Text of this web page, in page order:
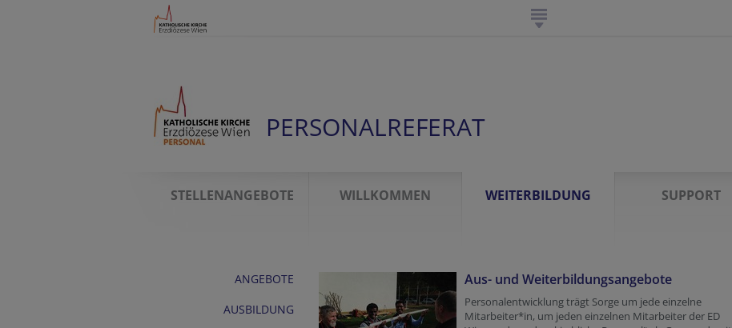
PERSONALREFERAT
STELLENANGEBOTE WILLKOMMEN WEITERBILDUNG SUPPORT
ANGEBOTE
AUSBILDUNG
Aus- und Weiterbildungsangebote
Personalentwicklung trägt Sorge um jede einzelne
Mitarbeiter*in, um jeden einzelnen Mitarbeiter der ED